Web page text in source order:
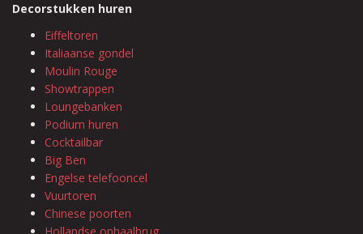
Decorstukken huren
Eiffeltoren
Italiaanse gondel
Moulin Rouge
Showtrappen
Loungebanken
Podium huren
Cocktailbar
Big Ben
Engelse telefooncel
Vuurtoren
Chinese poorten